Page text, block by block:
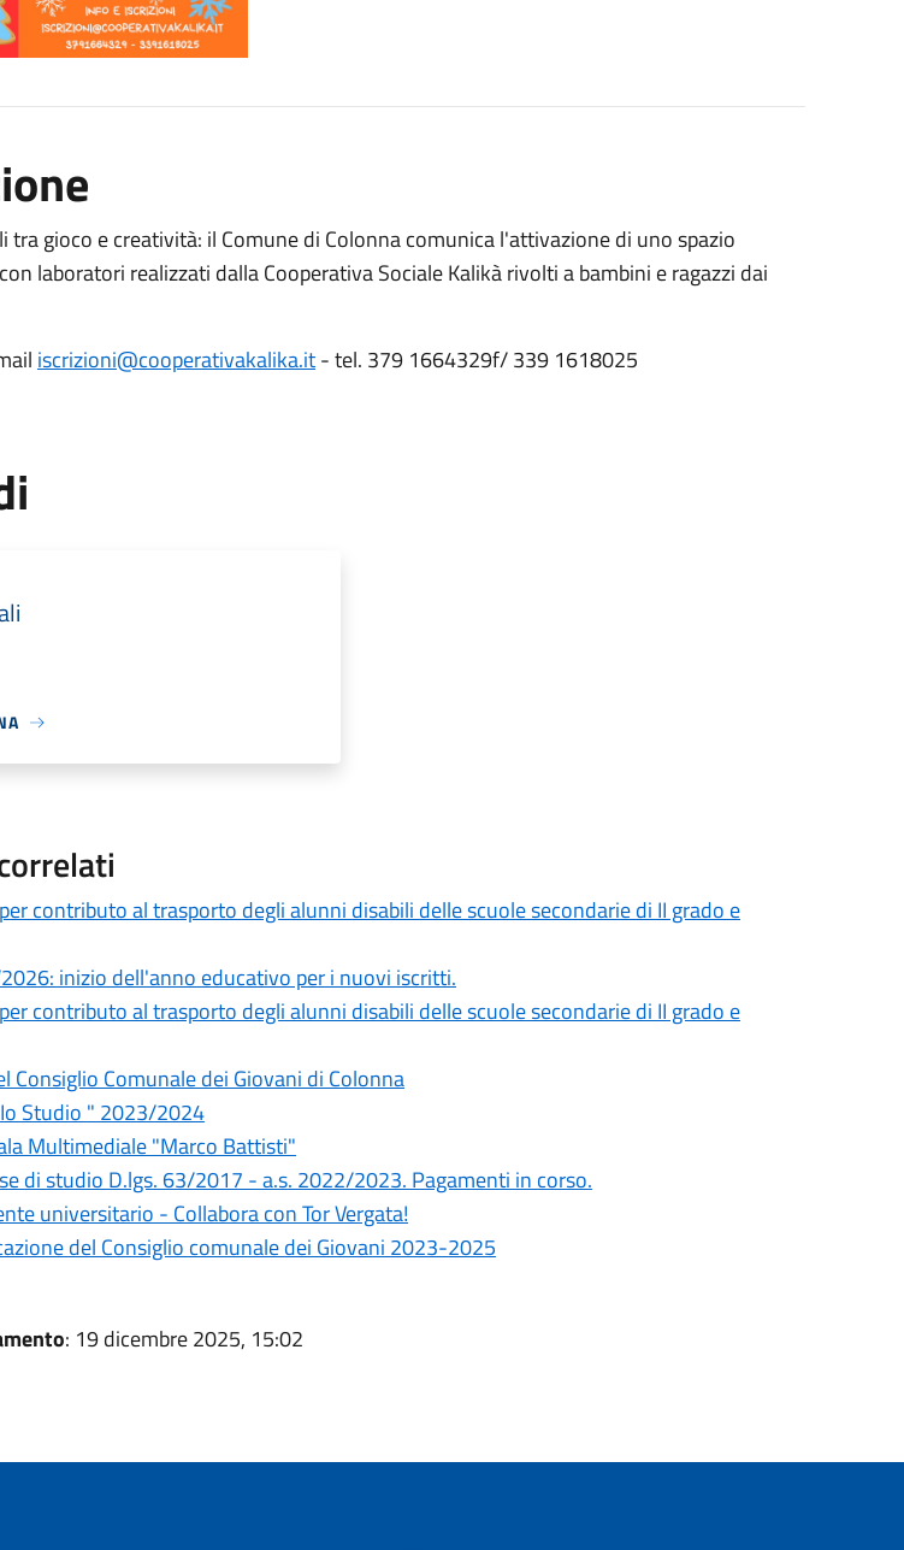
tra gioco e creatività: il Comune di Colonna comunica l'attivazione di uno spazio
laboratori realizzati dalla Cooperativa Sociale Kalikà rivolti a bambini e ragazzi dai
iscrizioni@cooperativakalika.it- tel. 379 1664329f/ 339 1618025
contributo al trasporto degli alunni disabili delle scuole secondarie di II grado e
inizio dell'anno educativo per i nuovi iscritti.
contributo al trasporto degli alunni disabili delle scuole secondarie di II grado e
Consiglio Comunale dei Giovani di Colonna
Studio " 2023/2024
Multimediale "Marco Battisti"
di studio D.lgs. 63/2017 - a.s. 2022/2023. Pagamenti in corso.
universitario - Collabora con Tor Vergata!
del Consiglio comunale dei Giovani 2023-2025
: 19 dicembre 2025, 15:02